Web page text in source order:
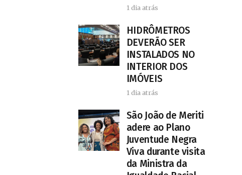
1 dia atrás
HIDRÔMETROS
DEVERÃO SER
INSTALADOS NO
INTERIOR DOS
IMÓVEIS
1 dia atrás
São João de Meriti
adere ao Plano
Juventude Negra
Viva durante visita
da Ministra da